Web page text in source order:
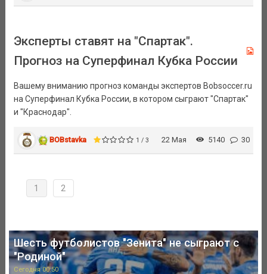
Эксперты ставят на "Спартак".
Прогноз на Суперфинал Кубка России
Вашему вниманию прогноз команды экспертов Bobsoccer.ru
на Суперфинал Кубка России, в котором сыграют "Спартак"
и "Краснодар".
BOBstavka 1 / 3 22 Мая 5140 30
1 2
Шесть футболистов "Зенита" не сыграют с
"Родиной"
Сегодня 00:50